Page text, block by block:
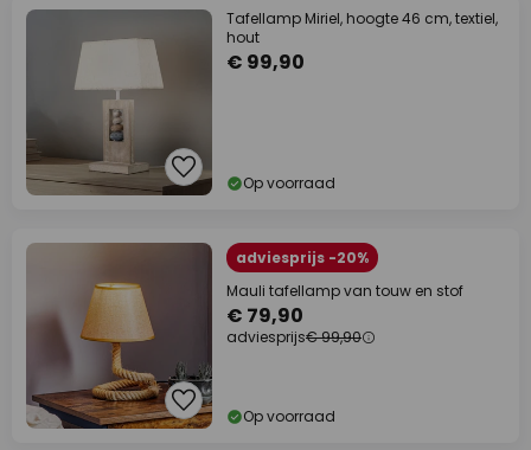
Tafellamp Miriel, hoogte 46 cm, textiel,
hout
€ 99,90
Op voorraad
adviesprijs -20%
Mauli tafellamp van touw en stof
€ 79,90
adviesprijs€ 99,90
Op voorraad